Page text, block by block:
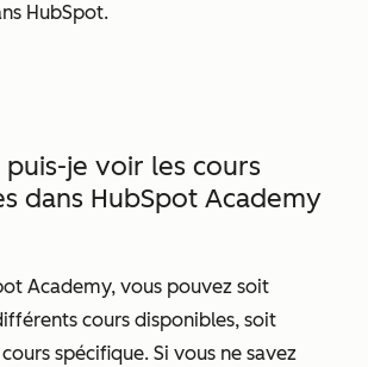
HubSpot.
je voir les cours
dans HubSpot Academy
Academy, vous pouvez soit
cours disponibles, soit
spécifique. Si vous ne savez